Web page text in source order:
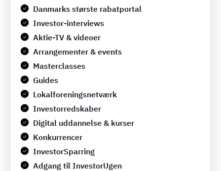
Danmarks største rabatportal
Investor-interviews
Aktie-TV & videoer
Arrangementer & events
Masterclasses
Guides
Lokalforeningsnetværk
Investorredskaber
Digital uddannelse & kurser
Konkurrencer
InvestorSparring
Adgang til InvestorUgen